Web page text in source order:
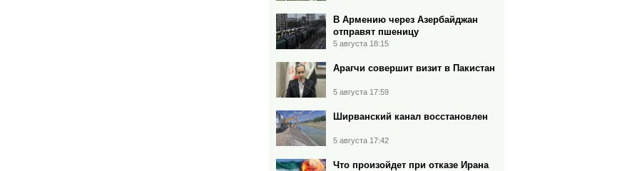
В Армению через Азербайджан
отправят пшеницу
5 августа 18:15
Арагчи совершит визит в Пакистан
5 августа 17:59
Ширванский канал восстановлен
5 августа 17:42
Что произойдет при отказе Ирана